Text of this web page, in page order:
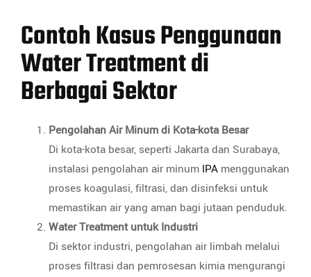
Contoh Kasus Penggunaan
Water Treatment di
Berbagai Sektor
Pengolahan Air Minum di Kota-kota Besar
Di kota-kota besar, seperti Jakarta dan Surabaya,
instalasi pengolahan air minum IPA menggunakan
proses koagulasi, filtrasi, dan disinfeksi untuk
memastikan air yang aman bagi jutaan penduduk.
Water Treatment untuk Industri
Di sektor industri, pengolahan air limbah melalui
proses filtrasi dan pemrosesan kimia mengurangi